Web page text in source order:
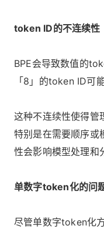
token ID的不连续性
BPE会导致数值的
「8」的token ID可
这种不连续性使得管
特别是在需要顺序或
性会影响模型处理和
单数字token化的问
尽管单数字token化